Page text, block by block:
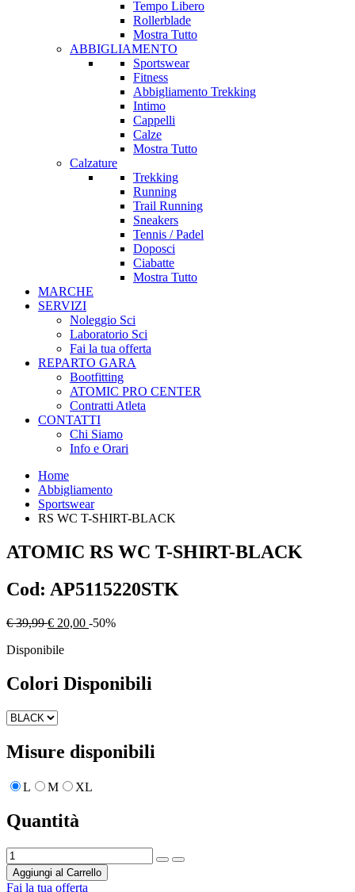
Tempo Libero
Rollerblade
Mostra Tutto
ABBIGLIAMENTO
Sportswear
Fitness
Abbigliamento Trekking
Intimo
Cappelli
Calze
Mostra Tutto
Calzature
Trekking
Running
Trail Running
Sneakers
Tennis / Padel
Doposci
Ciabatte
Mostra Tutto
MARCHE
SERVIZI
Noleggio Sci
Laboratorio Sci
Fai la tua offerta
REPARTO GARA
Bootfitting
ATOMIC PRO CENTER
Contratti Atleta
CONTATTI
Chi Siamo
Info e Orari
Home
Abbigliamento
Sportswear
RS WC T-SHIRT-BLACK
ATOMIC RS WC T-SHIRT-BLACK
Cod: AP5115220STK
€ 39,99 € 20,00 -50%
Disponibile
Colori Disponibili
Misure disponibili
L M XL
Quantità
Aggiungi al Carrello
Fai la tua offerta